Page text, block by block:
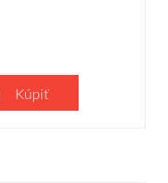
Kúpiť